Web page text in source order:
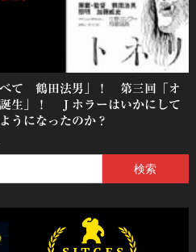
べて 鶴田法男」！ 第三回「オ
生」！ Ｊホラーはいかにして
うになったのか？
索: